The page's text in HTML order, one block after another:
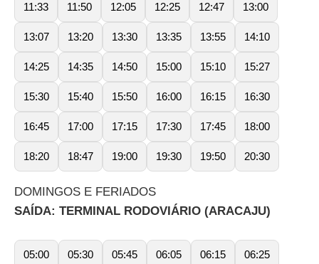
11:33 11:50 12:05 12:25 12:47 13:00
13:07 13:20 13:30 13:35 13:55 14:10
14:25 14:35 14:50 15:00 15:10 15:27
15:30 15:40 15:50 16:00 16:15 16:30
16:45 17:00 17:15 17:30 17:45 18:00
18:20 18:47 19:00 19:30 19:50 20:30
DOMINGOS E FERIADOS
SAÍDA: TERMINAL RODOVIÁRIO (ARACAJU)
05:00 05:30 05:45 06:05 06:15 06:25